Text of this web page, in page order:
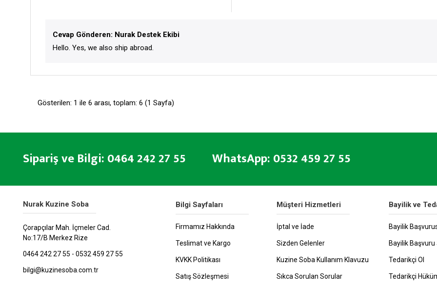
Cevap Gönderen: Nurak Destek Ekibi
Hello. Yes, we also ship abroad.
Gösterilen: 1 ile 6 arası, toplam: 6 (1 Sayfa)
Sipariş ve Bilgi: 0464 242 27 55 WhatsApp: 0532 459 27 55
Nurak Kuzine Soba
Çorapçılar Mah. İçmeler Cad.
No:17/B Merkez Rize
0464 242 27 55 - 0532 459 27 55
bilgi@kuzinesoba.com.tr
Bilgi Sayfaları
Firmamız Hakkında
Teslimat ve Kargo
KVKK Politikası
Satış Sözleşmesi
Müşteri Hizmetleri
İptal ve İade
Sizden Gelenler
Kuzine Soba Kullanım Klavuzu
Sıkca Sorulan Sorular
Bayilik ve
Bayilik
Bayilik Başvuru
Tedarikçi Ol
Tedarikçi